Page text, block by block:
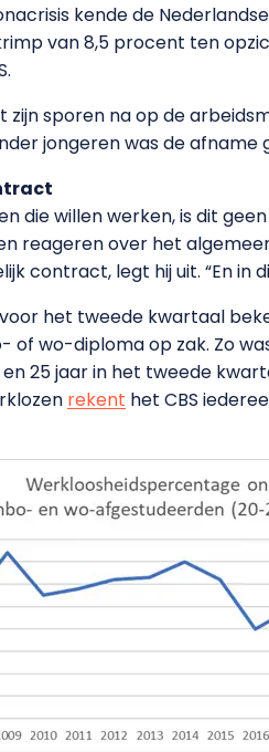
kende de
van 8,5 procent ten
zijn sporen na op de
jongeren was de afname
die willen werken, is dit
reageren over het
contract, legt hij uit. “En in
het tweede kwartaal
of wo-diploma op zak. Zo
en 25 jaar in het tweede
rekent het CBS